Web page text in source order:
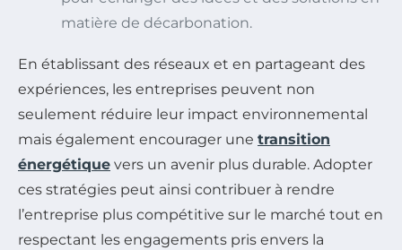
matière de décarbonation.
En établissant des réseaux et en partageant des
expériences, les entreprises peuvent non
seulement réduire leur impact environnemental
mais également encourager une transition
énergétique vers un avenir plus durable. Adopter
ces stratégies peut ainsi contribuer à rendre
l’entreprise plus compétitive sur le marché tout en
respectant les engagements pris envers la